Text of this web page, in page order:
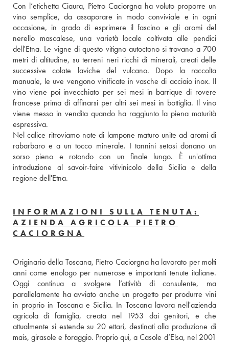
Con l’etichetta Ciaura, Pietro Caciorgna ha voluto proporre un
vino semplice, da assaporare in modo conviviale e in ogni
occasione, in grado di esprimere il fascino e gli aromi del
nerello mascalese, una varietà locale coltivata alle pendici
dell'Etna. Le vigne di questo vitigno autoctono si trovano a 700
metri di altitudine, su terreni neri ricchi di minerali, creati delle
successive colate laviche del vulcano. Dopo la raccolta
manuale, le uve vengono vinificate in vasche di acciaio inox. Il
vino viene poi invecchiato per sei mesi in barrique di rovere
francese prima di affinarsi per altri sei mesi in bottiglia. Il vino
viene messo in vendita quando ha raggiunto la piena maturità
espressiva.
Nel calice ritroviamo note di lampone maturo unite ad aromi di
rabarbaro e a un tocco minerale. I tannini setosi donano un
sorso pieno e rotondo con un finale lungo. È un'ottima
introduzione al savoir-faire vitivinicolo della Sicilia e della
regione dell'Etna.
INFORMAZIONI SULLA TENUTA:
AZIENDA AGRICOLA PIETRO
CACIORGNA
Originario della Toscana, Pietro Caciorgna ha lavorato per molti
anni come enologo per numerose e importanti tenute italiane.
Oggi continua a svolgere l’attività di consulente, ma
parallelamente ha avviato anche un progetto per produrre vini
in proprio in Toscana e Sicilia. In Toscana lavora nell'azienda
agricola di famiglia, creata nel 1953 dai genitori, e che
attualmente si estende su 20 ettari, destinati alla produzione di
mais, girasole e foraggio. Proprio qui, a Casole d’Elsa, nel 2001